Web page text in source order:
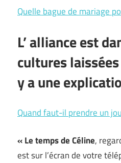
Quelle bague de mariage
L’ alliance est
cultures
y a une
Quand faut-il prendre un
« Le temps de Céline,
est sur l’écran de votre